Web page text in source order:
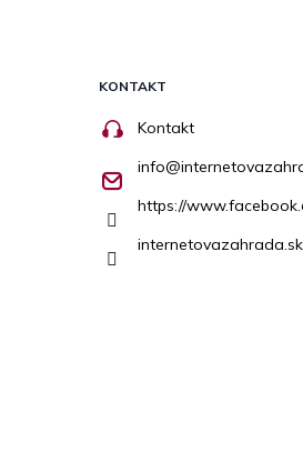
KONTAKT
Kontakt
info@
https://
internetovazahrada.sk